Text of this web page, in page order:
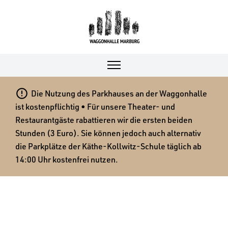
 Die Nutzung des Parkhauses an der Waggonhalle
ist kostenpflichtig • Für unsere Theater- und
Restaurantgäste rabattieren wir die ersten beiden
Stunden (3 Euro). Sie können jedoch auch alternativ
die Parkplätze der Käthe-Kollwitz-Schule täglich ab
14:00 Uhr kostenfrei nutzen.